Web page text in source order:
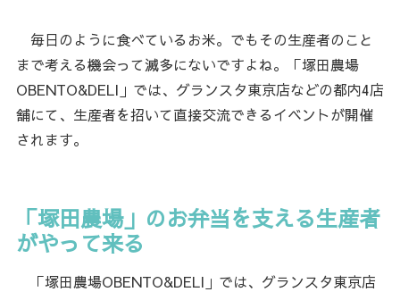
毎日のように食べているお米。でもその生産者のこと
まで考える機会って滅多にないですよね。「塚田農場
OBENTO&DELI」では、グランスタ東京店などの都内4店
舗にて、生産者を招いて直接交流できるイベントが開催
されます。
「塚田農場」のお弁当を支える生産者
がやって来る
「塚田農場OBENTO&DELI」では、グランスタ東京店